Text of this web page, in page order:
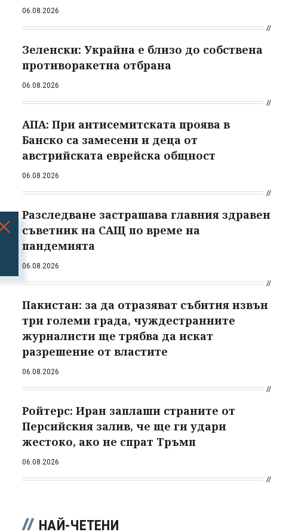
06.08.2026
Зеленски: Украйна е близо до собствена
противоракетна отбрана
06.08.2026
АПА: При антисемитската проява в
Банско са замесени и деца от
австрийската еврейска общност
06.08.2026
Разследване застрашава главния здравен
съветник на САЩ по време на
пандемията
06.08.2026
Пакистан: за да отразяват събития извън
три големи града, чуждестранните
журналисти ще трябва да искат
разрешение от властите
06.08.2026
Ройтерс: Иран заплаши страните от
Персийския залив, че ще ги удари
жестоко, ако не спрат Тръмп
06.08.2026
НАЙ-ЧЕТЕНИ